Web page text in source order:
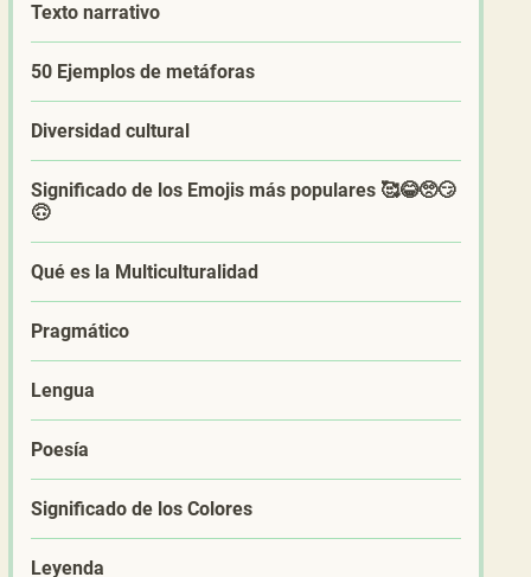
Texto narrativo
50 Ejemplos de metáforas
Diversidad cultural
Significado de los Emojis más populares 🥰😂🥺😏
🙃
Qué es la Multiculturalidad
Pragmático
Lengua
Poesía
Significado de los Colores
Leyenda